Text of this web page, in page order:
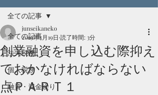
全ての記事
法人税務
個人税務
融資・資金繰り
全ての記事
創業融資を申し込む際抑え
ておかなければならない
点ＰＡＲＴ１
junseikaneko
2019年4月19日 読了時間: 3分